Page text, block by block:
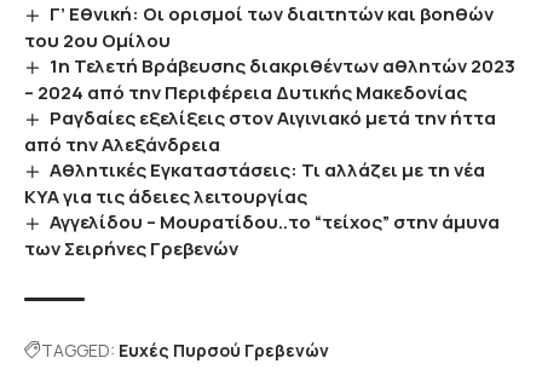
Γ’ Εθνική: Οι ορισμοί των διαιτητών και βοηθών
του 2ου Ομίλου
1η Τελετή Βράβευσης διακριθέντων αθλητών 2023
– 2024 από την Περιφέρεια Δυτικής Μακεδονίας
Ραγδαίες εξελίξεις στον Αιγινιακό μετά την ήττα
από την Αλεξάνδρεια
Αθλητικές Εγκαταστάσεις: Τι αλλάζει με τη νέα
ΚΥΑ για τις άδειες λειτουργίας
Αγγελίδου – Μουρατίδου..το “τείχος” στην άμυνα
των Σειρήνες Γρεβενών
TAGGED: Ευχές Πυρσού Γρεβενών